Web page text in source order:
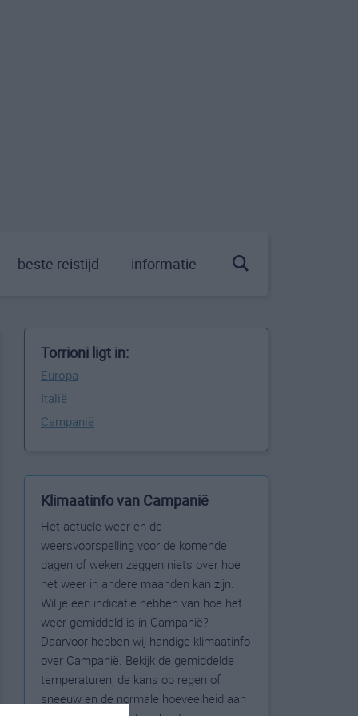
beste reistijd informatie
Torrioni ligt in:
Europa
Italië
Campanië
Klimaatinfo van Campanië
Het actuele weer en de
weersvoorspelling voor de komende
dagen of weken zeggen niets over hoe
het weer in andere maanden kan zijn.
Wil je een indicatie hebben van hoe het
weer gemiddeld is in Campanië?
Daarvoor hebben wij handige klimaatinfo
over Campanië. Bekijk de gemiddelde
temperaturen, de kans op regen of
sneeuw en de normale hoeveelheid aan